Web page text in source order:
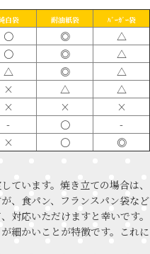
白袋 耐油紙袋 ﾊﾞｰｶﾞｰ袋
〇 ◎ △
〇 ◎ △
△ ◎ △
× △ △
× × ×
- 〇 -
× 〇 ◎
ています。焼き立ての場合は、
、食パン、フランスパン袋など
対応いただけますと幸いです。
細かいことが特徴です。これに